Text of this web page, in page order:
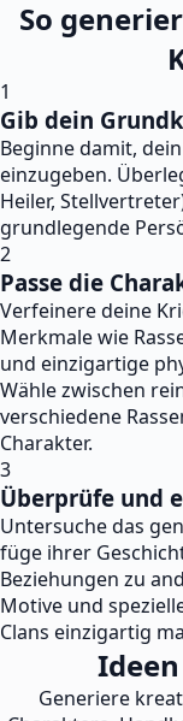
So
1
Gib dein
Beginne damit,
einzugeben.
Heiler,
grundlegende
2
Passe die
Verfeinere deine
Merkmale wie
und einzigartige
Wähle zwischen
verschiedene
Charakter.
3
Überprüfe und
Untersuche das
füge ihrer
Beziehungen zu
Motive und
Clans einzigartig
Generiere